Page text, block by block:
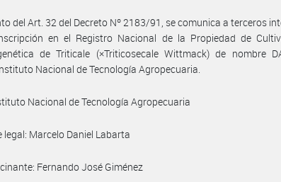
del Art. 32 del Decreto Nº 2183/91, se comunica a terceros
en el Registro Nacional de la Propiedad de
de Triticale (×Triticosecale Wittmack) de nombre
Nacional de Tecnología Agropecuaria.
Nacional de Tecnología Agropecuaria
legal: Marcelo Daniel Labarta
Fernando José Giménez